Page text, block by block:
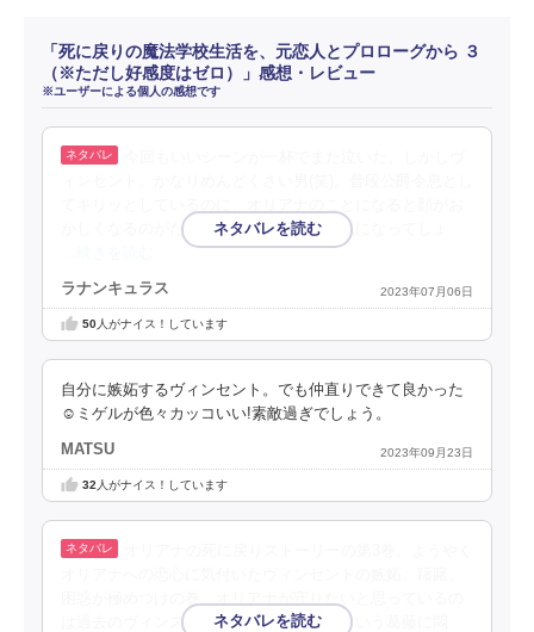
「死に戻りの魔法学校生活を、元恋人とプロローグから ３
（※ただし好感度はゼロ）」感想・レビュー
※ユーザーによる個人の感想です
かしくなるのがたまらない。オリアナが気になってしょ
ラナンキュラス 2023年07月06日
50人がナイス！しています
自分に嫉妬するヴィンセント。でも仲直りできて良かった
☺️ミゲルが色々カッコいい!素敵過ぎでしょう。
MATSU 2023年09月23日
32 人がナイス！しています
は過去のヴィンスであって自分でない、という葛藤に悶